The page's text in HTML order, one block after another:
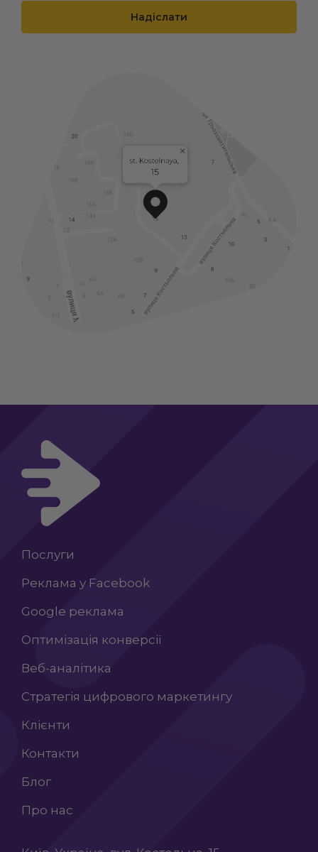
Послуги
Реклама у Facebook
Google реклама
Оптимізація конверсії
Веб-аналітика
Стратегія цифрового маркетингу
Клієнти
Контакти
Блог
Про нас